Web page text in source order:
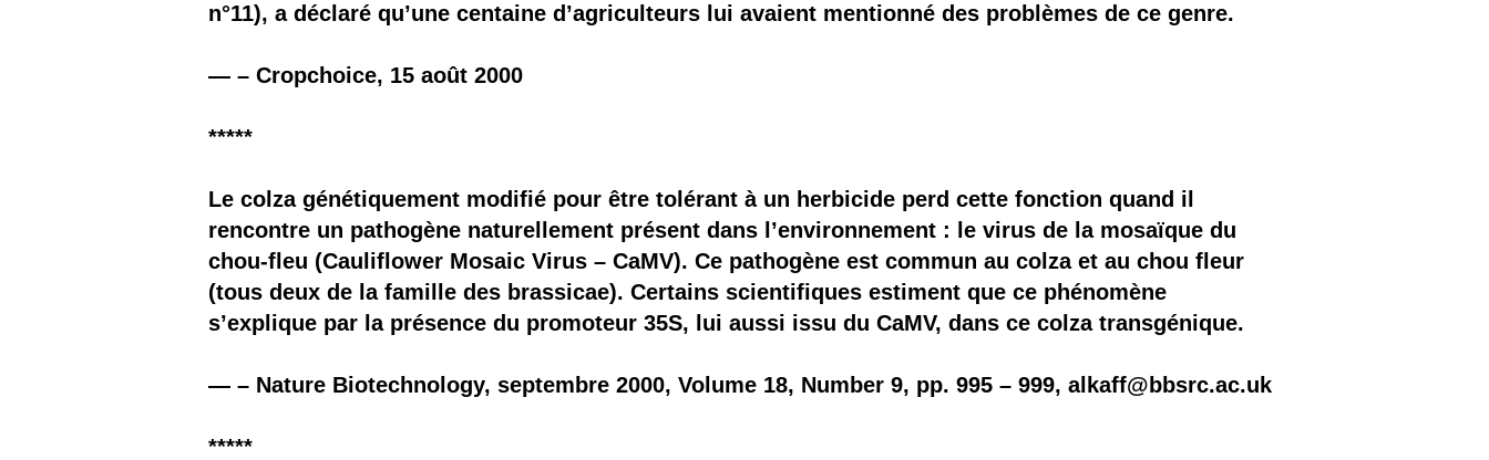
n°11), a déclaré qu’une centaine d’agriculteurs lui avaient mentionné des problèmes de ce genre.
— – Cropchoice, 15 août 2000
*****
Le colza génétiquement modifié pour être tolérant à un herbicide perd cette fonction quand il
rencontre un pathogène naturellement présent dans l’environnement : le virus de la mosaïque du
chou-fleu (Cauliflower Mosaic Virus – CaMV). Ce pathogène est commun au colza et au chou fleur
(tous deux de la famille des brassicae). Certains scientifiques estiment que ce phénomène
s’explique par la présence du promoteur 35S, lui aussi issu du CaMV, dans ce colza transgénique.
— – Nature Biotechnology, septembre 2000, Volume 18, Number 9, pp. 995 – 999, alkaff@bbsrc.ac.uk
*****